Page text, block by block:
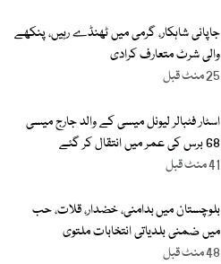
جاپانی شاہکار، گرمی میں ٹھنڈے رہیں، پنکھے
والی شرٹ متعارف کرادی
25 منٹ قبل
اسٹار فٹبالر لیونل میسی کے والد جارج میسی
68 برس کی عمر میں انتقال کر گئے
41 منٹ قبل
بلوچستان میں بدامنی، خضدار، قلات، حب
میں ضمنی بلدیاتی انتخابات ملتوی
48 منٹ قبل